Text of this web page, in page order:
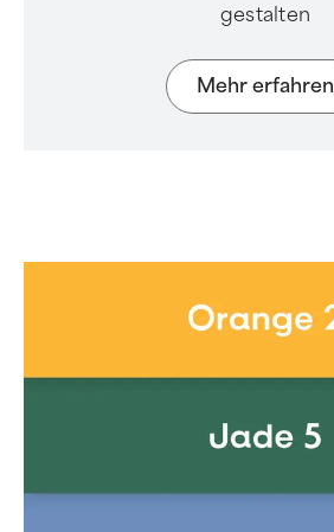
gestalten
Mehr erfahren